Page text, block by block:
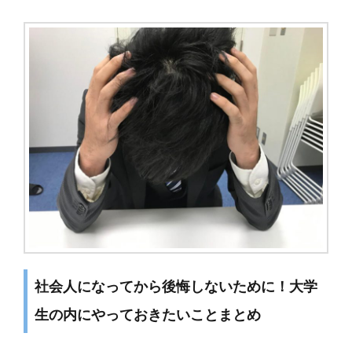
社会人になってから後悔しないために！大学
生の内にやっておきたいことまとめ